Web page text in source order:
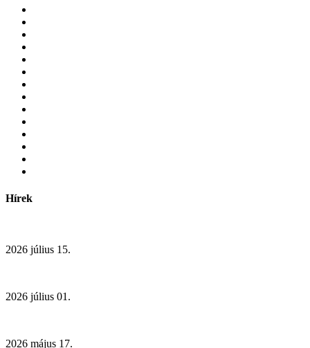
Hírek
2026 július 15.
2026 július 01.
2026 május 17.